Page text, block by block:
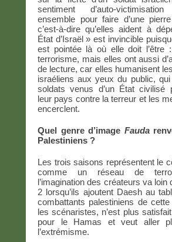
sentiment d’auto-
ensemble pour faire d’une
c’est-à-dire qu’elles aident à
État d’Israël » est invincible
est pointée là où elle doit l’être
terrorisme, mais elles ont aussi
de lecture, car elles humanisent
israéliens aux yeux du public,
soldats venus d’un État civilisé
leur pays contre la terreur et les
encerclent.
Quel genre d’image Fauda
Palestiniens ?
Les trois saisons représentent le
comme un réseau de
l’imagination des créateurs va loin
2 lorsqu’ils ajoutent Daesh au
combattants palestiniens de
les scénaristes, n’est plus
pour le Hamas et veut aller
l’extrémisme.